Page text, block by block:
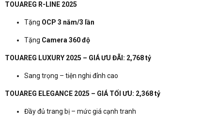
TOUAREG R-LINE 2025
Tặng OCP 3 năm/3 lần
Tặng Camera 360 độ
TOUAREG LUXURY 2025 – GIÁ ƯU ĐÃI: 2,768 tỷ
Sang trọng – tiện nghi đỉnh cao
TOUAREG ELEGANCE 2025 – GIÁ TỐI ƯU: 2,368 tỷ
Đầy đủ trang bị – mức giá cạnh tranh